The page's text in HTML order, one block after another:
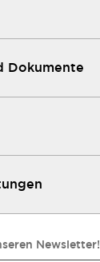
Dokumente
Newsletter!